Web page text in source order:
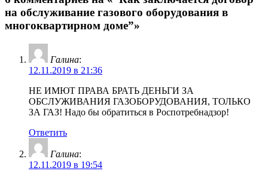
на обслуживание газового оборудования в
многоквартирном доме”»
Галина:
12.11.2019 в 21:36
НЕ ИМЮТ ПРАВА БРАТЬ ДЕНЬГИ ЗА
ОБСЛУЖИВАНИЯ ГАЗОБОРУДОВАНИЯ, ТОЛЬКО
ЗА ГАЗ! Надо бы обратиться в Роспотребнадзор!
Ответить
Галина:
12.11.2019 в 19:54